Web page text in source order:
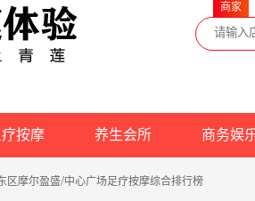
商家
按摩 养生会所 商务娱
区摩尔盈盛/中心广场足疗按摩综合排行榜